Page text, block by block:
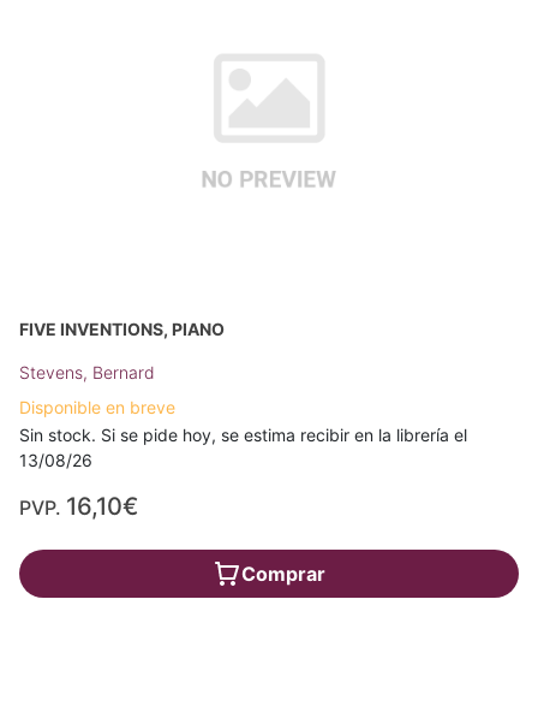
FIVE INVENTIONS, PIANO
Stevens, Bernard
Disponible en breve
Sin stock. Si se pide hoy, se estima recibir en la librería el
13/08/26
PVP. 16,10€
Comprar